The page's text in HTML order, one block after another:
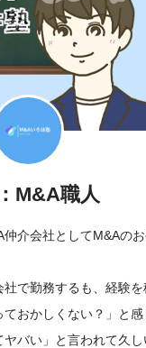
M&A職人
仲介会社としてM&Aの
社で勤務するも、経験
おかしくない？」と感
バい」と言われて久し